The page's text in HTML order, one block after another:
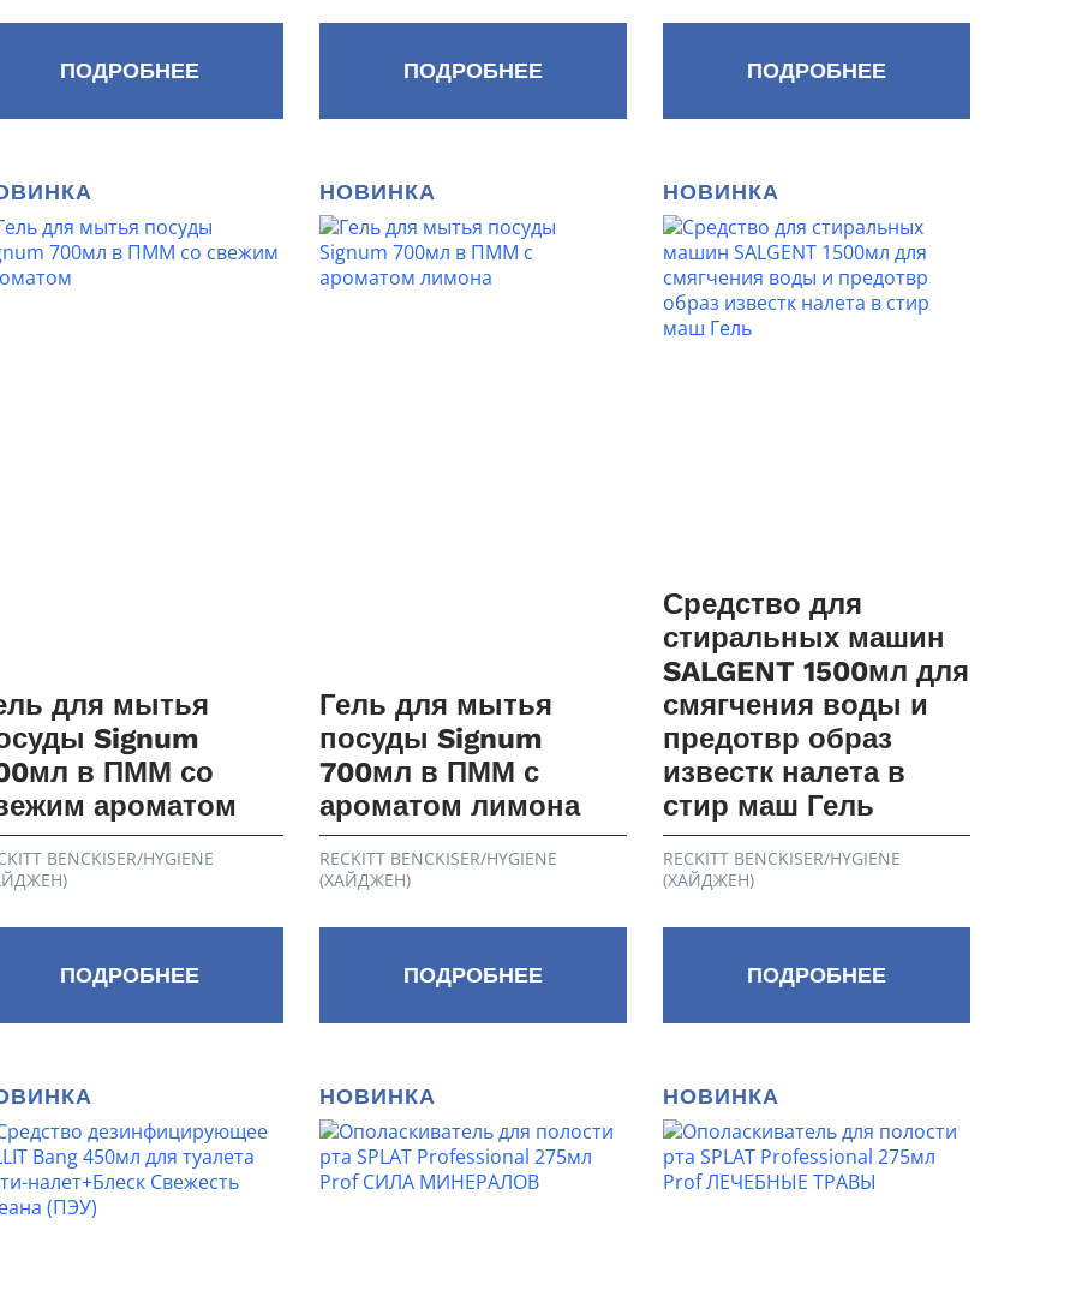
ПОДРОБНЕЕ ПОДРОБНЕЕ ПОДРОБНЕЕ
для мытья
Signum
в ПММ со
ароматом
BENCKISER/HYGIENE
ПОДРОБНЕЕ
НОВИНКА
Гель для мытья
посуды Signum
700мл в ПММ с
ароматом лимона
RECKITT BENCKISER/HYGIENE
(ХАЙДЖЕН)
ПОДРОБНЕЕ
НОВИНКА
Средство для
стиральных машин
SALGENT 1500мл для
смягчения воды и
предотвр образ
известк налета в
стир маш Гель
RECKITT BENCKISER/HYGIENE
(ХАЙДЖЕН)
ПОДРОБНЕЕ
НОВИНКА НОВИНКА